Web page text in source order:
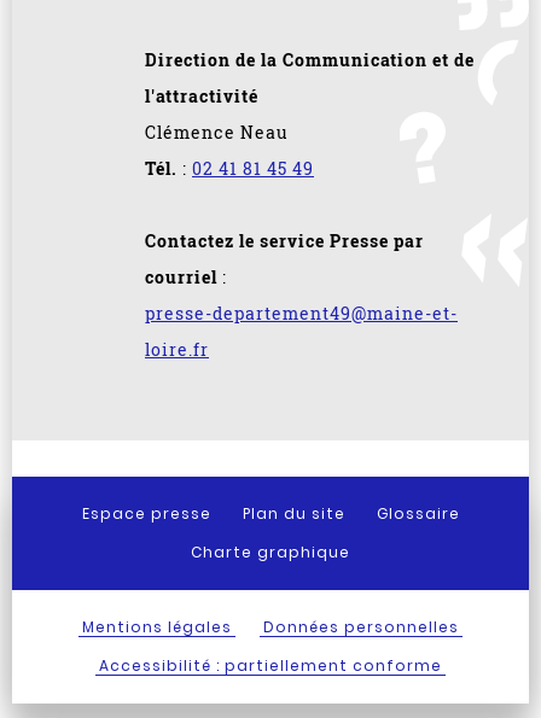
Direction de la Communication et de
l'attractivité
Clémence Neau
Tél. : 02 41 81 45 49
Contactez le service Presse par
courriel :
presse-departement49@maine-et-
loire.fr
Espace presse Plan du site
Glossaire
Charte graphique
Mentions légales
Données personnelles
Accessibilité : partiellement conforme